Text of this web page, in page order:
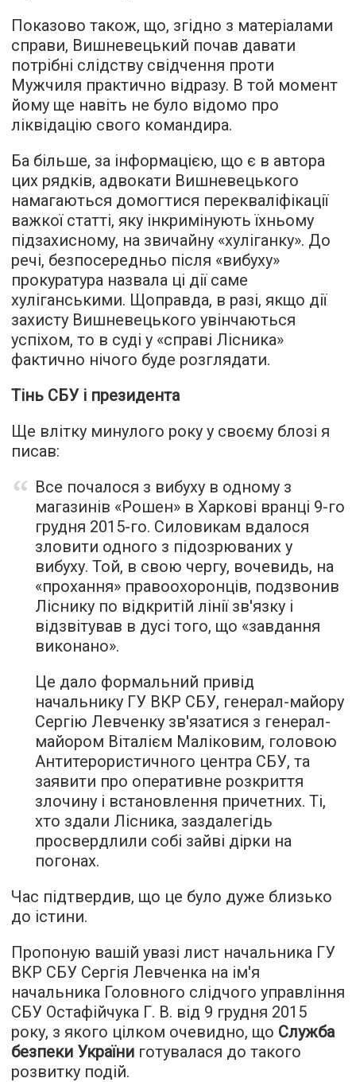
Показово також, що, згідно з матеріалами
справи, Вишневецький почав давати
потрібні слідству свідчення проти
Мужчиля практично відразу. В той момент
йому ще навіть не було відомо про
ліквідацію свого командира.
Ба більше, за інформацією, що є в автора
цих рядків, адвокати Вишневецького
намагаються домогтися перекваліфікації
важкої статті, яку інкримінують їхньому
підзахисному, на звичайну «хуліганку». До
речі, безпосередньо після «вибуху»
прокуратура назвала ці дії саме
хуліганськими. Щоправда, в разі, якщо дії
захисту Вишневецького увінчаються
успіхом, то в суді у «справі Лісника»
фактично нічого буде розглядати.
Тінь СБУ і президента
Ще влітку минулого року у своєму блозі я
писав:
Все почалося з вибуху в одному з
магазинів «Рошен» в Харкові вранці 9-го
грудня 2015-го. Силовикам вдалося
зловити одного з підозрюваних у
вибуху. Той, в свою чергу, вочевидь, на
«прохання» правоохоронців, подзвонив
Ліснику по відкритій лінії зв'язку і
відзвітував в дусі того, що «завдання
виконано».
Це дало формальний привід
начальнику ГУ ВКР СБУ, генерал-майору
Сергію Левченку зв'язатися з генерал-
майором Віталієм Маліковим, головою
Антитерористичного центра СБУ, та
заявити про оперативне розкриття
злочину і встановлення причетних. Ті,
хто здали Лісника, заздалегідь
просвердлили собі зайві дірки на
погонах.
Час підтвердив, що це було дуже близько
до істини.
Пропоную вашій увазі лист начальника ГУ
ВКР СБУ Сергія Левченка на ім'я
начальника Головного слідчого управління
СБУ Остафійчука Г. В. від 9 грудня 2015
року, з якого цілком очевидно, що Служба
безпеки України готувалася до такого
розвитку подій.